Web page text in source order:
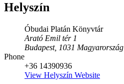
Helyszín
Óbudai Platán Könyvtár
Arató Emil tér 1
Budapest, 1031 Magyarország
Phone
+36 14390936
View Helyszín Website